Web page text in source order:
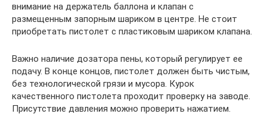
внимание на держатель баллона и клапан с
размещенным запорным шариком в центре. Не стоит
приобретать пистолет с пластиковым шариком клапана.
Важно наличие дозатора пены, который регулирует ее
подачу. В конце концов, пистолет должен быть чистым,
без технологической грязи и мусора. Курок
качественного пистолета проходит проверку на заводе.
Присутствие давления можно проверить нажатием.